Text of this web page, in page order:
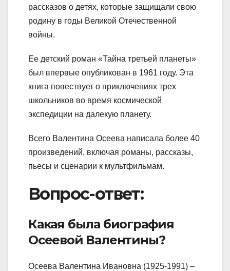
рассказов о детях, которые защищали свою
родину в годы Великой Отечественной
войны.
Ее детский роман «Тайна третьей планеты»
был впервые опубликован в 1961 году. Эта
книга повествует о приключениях трех
школьников во время космической
экспедиции на далекую планету.
Всего Валентина Осеева написала более 40
произведений, включая романы, рассказы,
пьесы и сценарии к мультфильмам.
Вопрос-ответ:
Какая была биография
Осеевой Валентины?
Осеева Валентина Ивановна (1925-1991) –